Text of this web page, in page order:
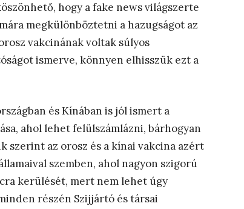
hogy a fake news világszerte
megkülönböztetni a hazugságot az
vakcinának voltak súlyos
ismerve, könnyen elhisszük ezt a
és Kínában is jól ismert a
ahol lehet felülszámlázni, bárhogyan
az orosz és a kínai vakcina azért
szemben, ahol nagyon szigorú
kerülését, mert nem lehet úgy
részén Szijjártó és társai